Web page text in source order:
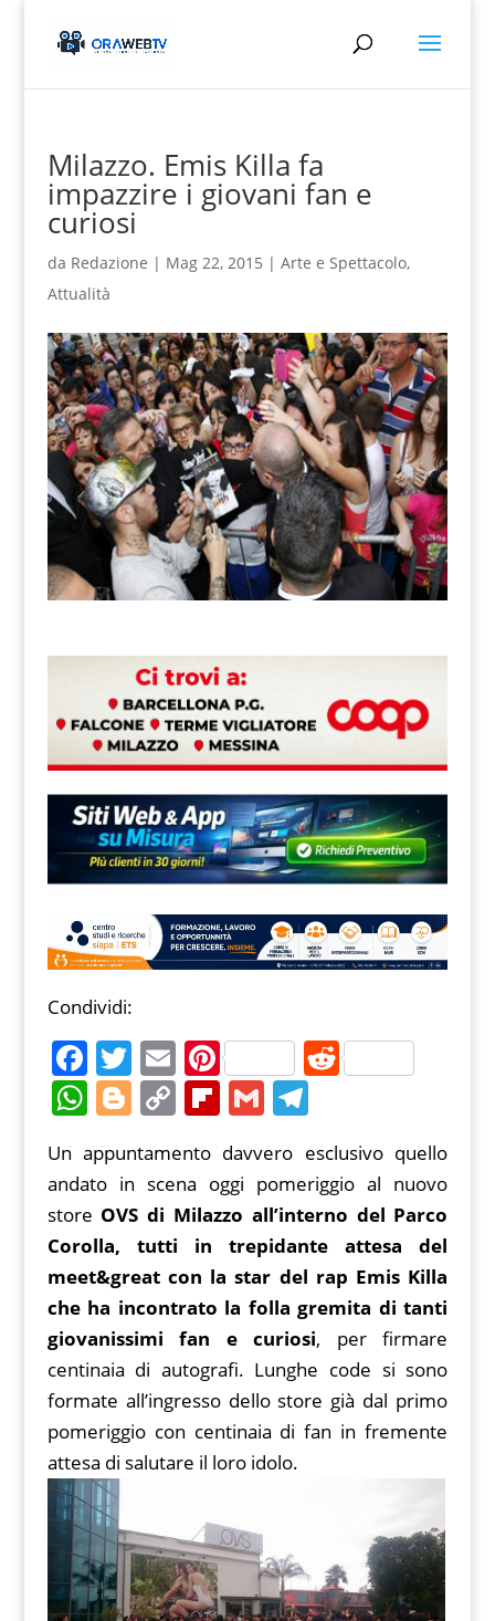
Milazzo. Emis Killa fa
impazzire i giovani fan e
curiosi
da Redazione | Mag 22, 2015 | Arte e Spettacolo,
Attualità
Condividi:
F
a
c
e
b
o
o
k
T
w
itt
er
E
m
ai
l
Pi
nt
er
e
st
R
di
t
W
at
s
A
p
p
Bl
g
g
er
C
p
y
Li
n
k
Fl
ip
b
o
ar
d
G
ai
l
T
el
e
gr
a
m
Un appuntamento davvero esclusivo quello
andato in scena oggi pomeriggio al nuovo
store OVS di Milazzo all’interno del Parco
Corolla, tutti in trepidante attesa del
meet&great con la star del rap Emis Killa
che ha incontrato la folla gremita di tanti
giovanissimi fan e curiosi, per firmare
centinaia di autografi. Lunghe code si sono
formate all’ingresso dello store già dal primo
pomeriggio con centinaia di fan in fremente
attesa di salutare il loro idolo.